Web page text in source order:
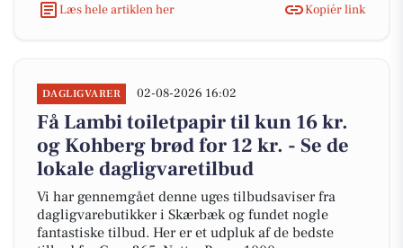
Læs hele artiklen her
Kopiér link
DAGLIGVARER 02-08-2026 16:02
Få Lambi toiletpapir til kun 16 kr.
og Kohberg brød for 12 kr. - Se de
lokale dagligvaretilbud
Vi har gennemgået denne uges tilbudsaviser fra
dagligvarebutikker i Skærbæk og fundet nogle
fantastiske tilbud. Her er et udpluk af de bedste